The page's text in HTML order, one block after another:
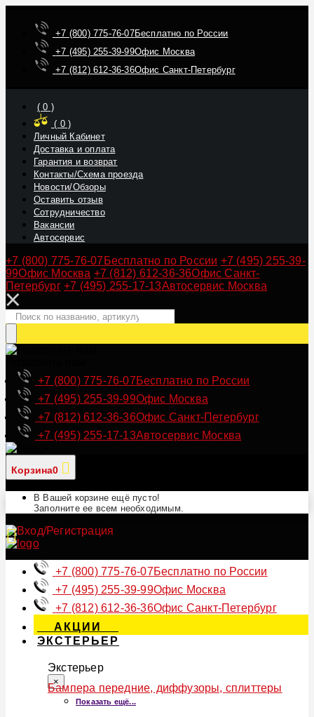
+7 (800) 775-76-07Бесплатно по России
+7 (495) 255-39-99Офис Москва
+7 (812) 612-36-36Офис Санкт-Петербург
(0 )
( 0)
Личный Кабинет
Доставка и оплата
Гарантия и возврат
Контакты/Схема проезда
Новости/Обзоры
Оставить отзыв
Сотрудничество
Вакансии
Автосервис
+7 (800) 775-76-07 Бесплатно по России +7 (495) 255-39-
99Офис Москва +7 (812) 612-36-36Офис Санкт-
Петербург +7 (495) 255-17-13Автосервис Москва
+7 (800) 775-76-07Бесплатно по России
+7 (495) 255-39-99Офис Москва
+7 (812) 612-36-36Офис Санкт-Петербург
+7 (495) 255-17-13Автосервис Москва
Корзина0
В Вашей корзине ещё пусто!
Заполните ее всем необходимым.
+7 (800) 775-76-07Бесплатно по России
+7 (495) 255-39-99Офис Москва
+7 (812) 612-36-36Офис Санкт-Петербург
АКЦИИ
ЭКСТЕРЬЕР
Экстерьер
×
Бампера передние, диффузоры, сплиттеры
Показать ещё...